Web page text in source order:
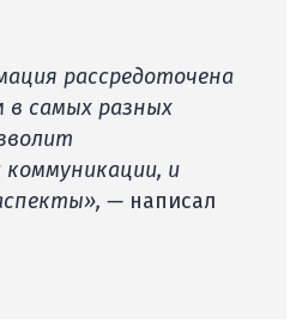
рассредоточена
в самых разных
и
— написал